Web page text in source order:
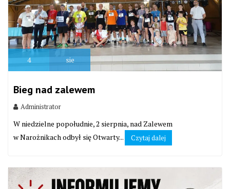
4 sie
Bieg nad zalewem
Administrator
W niedzielne popołudnie, 2 sierpnia, nad Zalewem
w Narożnikach odbył się Otwarty...
Czytaj dalej